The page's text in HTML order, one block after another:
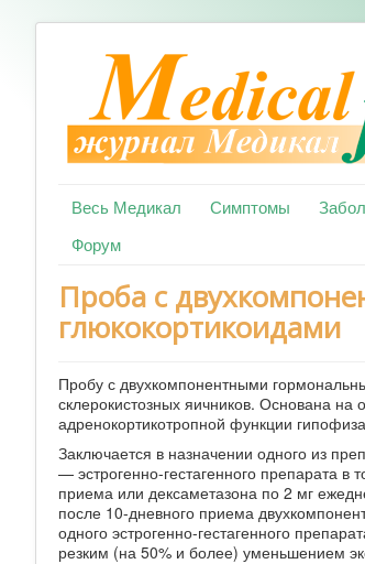
Весь Медикал Симптомы
Форум
Проба с
глюкокортикоидами
Пробу с двухкомпонентными
склерокистозных яичников. Основана
адренокортикотропной функции
Заключается в назначении одного из
— эстрогенно-гестагенного препарата
приема или дексаметазона по 2 мг
после 10-дневного приема
одного эстрогенно-гестагенного
резким (на 50% и более) уменьшением